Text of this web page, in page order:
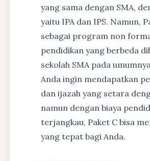
yang sama dengan SMA,
yaitu IPA dan IPS. Namun,
sebagai program non
pendidikan yang berbeda
sekolah SMA pada
Anda ingin mendapatkan
dan ijazah yang setara
namun dengan biaya
terjangkau, Paket C bisa
yang tepat bagi Anda.